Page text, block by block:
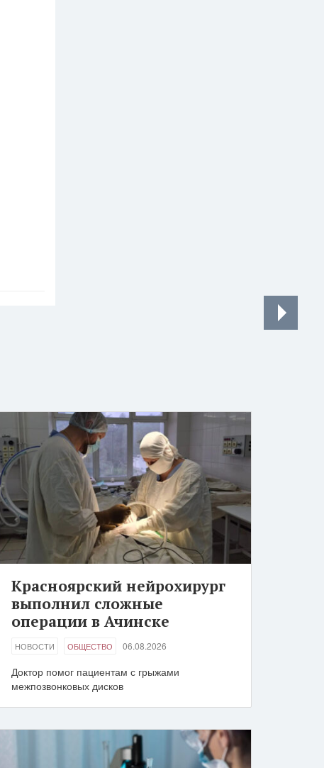
Красноярский нейрохирург
выполнил сложные
операции в Ачинске
НОВОСТИ ОБЩЕСТВО 06.08.2026
Доктор помог пациентам с грыжами
межпозвонковых дисков